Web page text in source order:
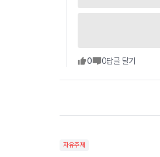
0 0답글 달기
자유주제